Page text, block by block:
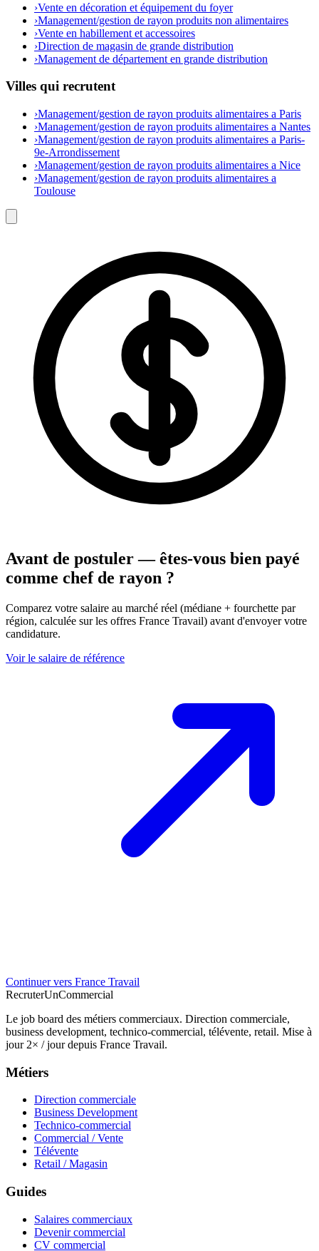
›Vente en décoration et équipement du foyer
›Management/gestion de rayon produits non alimentaires
›Vente en habillement et accessoires
›Direction de magasin de grande distribution
›Management de département en grande distribution
Villes qui recrutent
›Management/gestion de rayon produits alimentaires a Paris
›Management/gestion de rayon produits alimentaires a Nantes
›Management/gestion de rayon produits alimentaires a Paris-
9e-Arrondissement
›Management/gestion de rayon produits alimentaires a Nice
›Management/gestion de rayon produits alimentaires a
Toulouse
Avant de postuler — êtes-vous bien payé
comme chef de rayon ?
Comparez votre salaire au marché réel (médiane + fourchette par
région, calculée sur les offres France Travail) avant d'envoyer votre
candidature.
Voir le salaire de référence
Continuer vers France Travail
RecruterUnCommercial
Le job board des métiers commerciaux. Direction commerciale,
business development, technico-commercial, télévente, retail. Mise à
jour 2× / jour depuis France Travail.
Métiers
Direction commerciale
Business Development
Technico-commercial
Commercial / Vente
Télévente
Retail / Magasin
Guides
Salaires commerciaux
Devenir commercial
CV commercial